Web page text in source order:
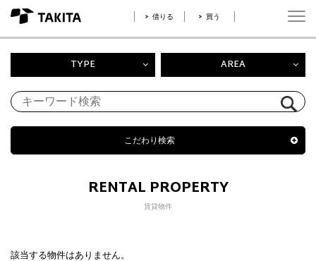
借りる 買う
TYPE AREA
こだわり検索
RENTAL PROPERTY
賃貸物件
該当する物件はありません。